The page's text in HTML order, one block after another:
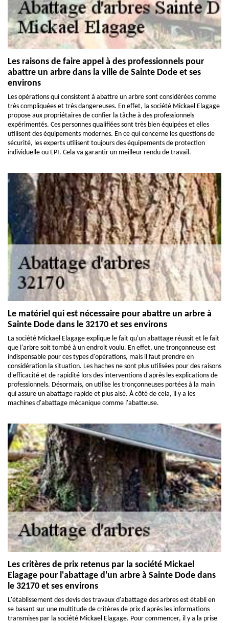
Les raisons de faire appel à des professionnels pour
abattre un arbre dans la ville de Sainte Dode et ses
environs
Les opérations qui consistent à abattre un arbre sont considérées comme
très compliquées et très dangereuses. En effet, la société Mickael Elagage
propose aux propriétaires de confier la tâche à des professionnels
expérimentés. Ces personnes qualifiées sont très bien équipées et elles
utilisent des équipements modernes. En ce qui concerne les questions de
sécurité, les experts utilisent toujours des équipements de protection
individuelle ou EPI. Cela va garantir un meilleur rendu de travail.
Le matériel qui est nécessaire pour abattre un arbre à
Sainte Dode dans le 32170 et ses environs
La société Mickael Elagage explique le fait qu'un abattage réussit et le fait
que l'arbre soit tombé à un endroit voulu. En effet, une tronçonneuse est
indispensable pour ces types d'opérations, mais il faut prendre en
considération la situation. Les haches ne sont plus utilisées pour des raisons
d'efficacité et de rapidité lors des interventions d'après les explications de
professionnels. Désormais, on utilise les tronçonneuses portées à la main
qui assure un abattage rapide et plus aisé. À côté de cela, il y a les
machines d'abattage mécanique comme l'abatteuse.
Les critères de prix retenus par la société Mickael
Elagage pour l'abattage d'un arbre à Sainte Dode dans
le 32170 et ses environs
L'établissement des devis des travaux d'abattage des arbres est établi en
se basant sur une multitude de critères de prix d'après les informations
transmises par la société Mickael Elagage. Pour commencer, il y a la prise